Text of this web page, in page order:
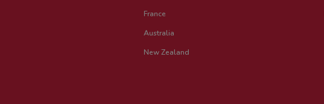
France
Australia
New Zealand